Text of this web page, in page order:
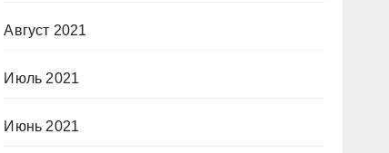
Август 2021
Июль 2021
Июнь 2021